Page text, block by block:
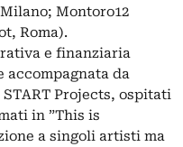
Montoro12
Roma).
e finanziaria
da
Projects, ospitati
in ”This is
a singoli artisti ma